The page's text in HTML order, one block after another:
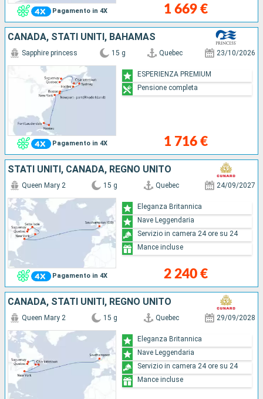
Pagamento in 4X 1 669 €
CANADA, STATI UNITI, BAHAMAS
Pagamento in 4X
Sapphire princess 15 g Quebec 23/10/2026
1 716 €
ESPERIENZA PREMIUM
Pensione completa
STATI UNITI, CANADA, REGNO UNITO
Pagamento in 4X
Queen Mary 2 15 g Quebec 24/09/2027
2 240 €
Eleganza Britannica
Nave Leggendaria
Servizio in camera 24 ore su 24
Mance incluse
CANADA, STATI UNITI, REGNO UNITO
Queen Mary 2 15 g Quebec 29/09/2028
Eleganza Britannica
Nave Leggendaria
Servizio in camera 24 ore su 24
Mance incluse